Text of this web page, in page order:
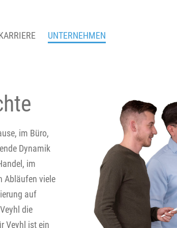
UNTERNEHMEN
im Büro,
Dynamik
im
Abläufen viele
auf
die
Veyhl ist ein